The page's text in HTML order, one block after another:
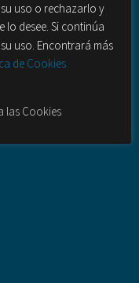
uso o rechazarlo y
lo desee. Si continúa
uso. Encontrará más
de Cookies
las Cookies